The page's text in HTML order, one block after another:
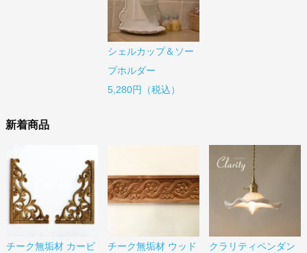
シェルカップ＆ソー
プホルダー
5,280円（税込）
新着商品
チーク無垢材 カービ
チーク無垢材 ウッド
クラリティペンダン